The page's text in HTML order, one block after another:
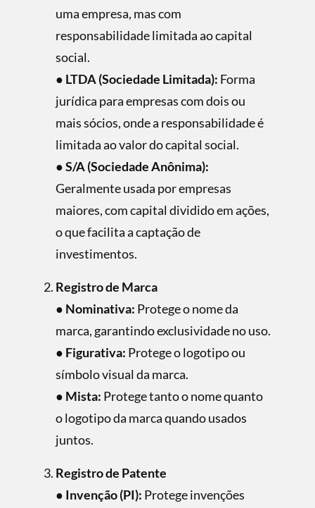
uma empresa, mas com
responsabilidade limitada ao capital
social.
● LTDA (Sociedade Limitada): Forma
jurídica para empresas com dois ou
mais sócios, onde a responsabilidade é
limitada ao valor do capital social.
●S/A (Sociedade Anônima):
Geralmente usada por empresas
maiores, com capital dividido em ações,
o que facilita a captação de
investimentos.
Registro de Marca
● Nominativa: Protege o nome da
marca, garantindo exclusividade no uso.
● Figurativa: Protege o logotipo ou
símbolo visual da marca.
● Mista: Protege tanto o nome quanto
o logotipo da marca quando usados
juntos.
Registro de Patente
● Invenção (PI): Protege invenções